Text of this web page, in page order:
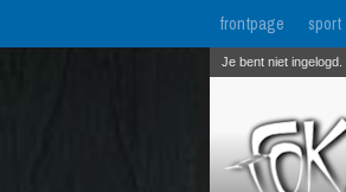
frontpage sport
Je bent niet ingelogd.